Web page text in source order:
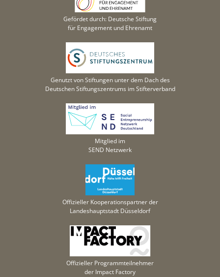
Gefördet durch: Deutsche Stiftung
für Engagement und Ehrenamt
Genutzt von Stiftungen unter dem Dach des
Deutschen Stiftungszentrums im Stifterverband
Mitglied im
SEND Netzwerk
Offizieller Kooperationspartner der
Landeshauptstadt Düsseldorf
Offizieller Programmteilnehmer
der Impact Factory